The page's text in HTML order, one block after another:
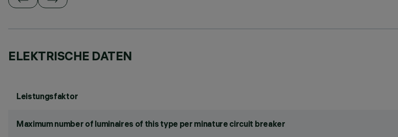
ELEKTRISCHE DATEN
Leistungsfaktor
Maximum number of luminaires of this type per minature circuit breaker